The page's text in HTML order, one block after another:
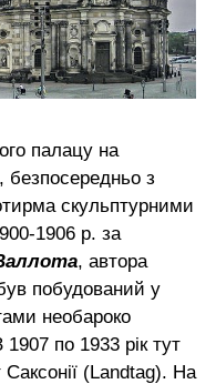
палацу на
безпосередньо з
скульптурними
1906 р. за
, автора
побудований у
необароко
1907 по 1933 рік тут
(Landtag). На